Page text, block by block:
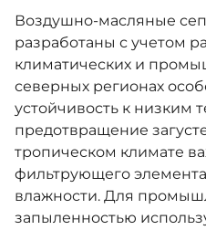
Воздушно-масляные
разработаны с учетом
климатических и
северных регионах
устойчивость к низким
предотвращение
тропическом климате
фильтрующего элемента
влажности. Для
запыленностью